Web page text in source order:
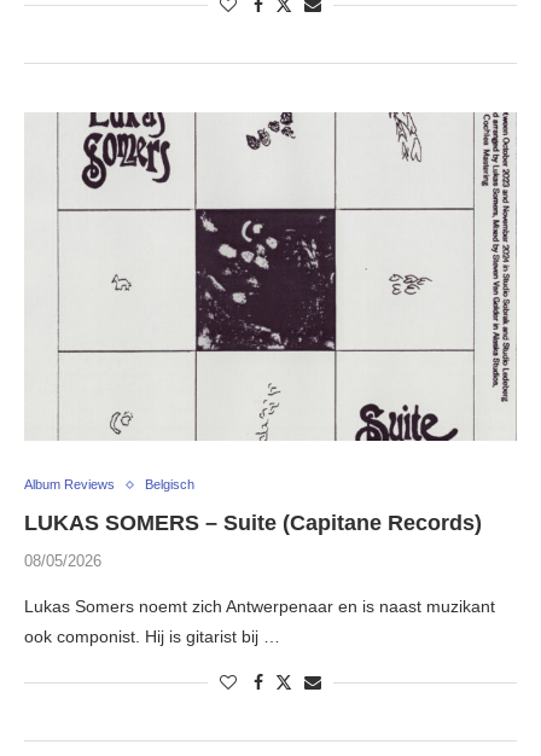
Album Reviews Belgisch
LUKAS SOMERS – Suite (Capitane Records)
08/05/2026
Lukas Somers noemt zich Antwerpenaar en is naast muzikant
ook componist. Hij is gitarist bij …